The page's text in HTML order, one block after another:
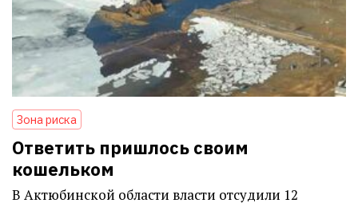
Зона риска
Ответить пришлось своим
кошельком
В Актюбинской области власти отсудили 12